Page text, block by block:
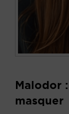
Malodor
masquer